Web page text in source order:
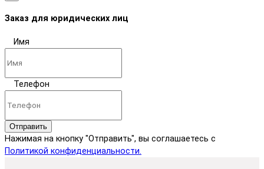
Заказ для юридических лиц
Имя
Телефон
Отправить
Нажимая на кнопку "Отправить", вы соглашаетесь с
Политикой конфиденциальности.